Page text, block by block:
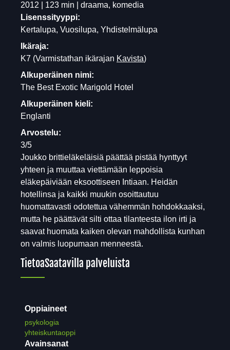
2012 | 123 min | draama, komedia
Lisenssityyppi:
Kertalupa, Vuosilupa, Yhdistelmälupa
Ikäraja:
K7 (Varmistathan ikärajan Kavista)
Alkuperäinen nimi:
The Best Exotic Marigold Hotel
Alkuperäinen kieli:
Englanti
Arvostelu:
3/5
Joukko brittieläkeläisiä päättää pistää hynttyyt
yhteen ja muuttaa viettämään leppoisia
eläkepäiviään eksoottiseen Intiaan. Heidän
hotellinsa ja kaikki muukin osoittautuu
huomattavasti odotettua vähemmän hohdokkaaksi,
mutta he päättävät silti ottaa tilanteesta ilon irti ja
saavat huomata kaiken olevan mahdollista kunhan
on valmis luopumaan menneestä.
TietoaSaatavilla palveluista
Oppiaineet
psykologia
yhteiskuntaoppi
Avainsanat